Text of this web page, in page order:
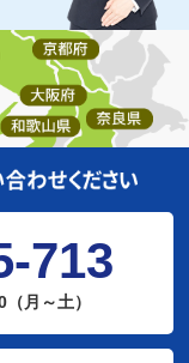
713
月～土）